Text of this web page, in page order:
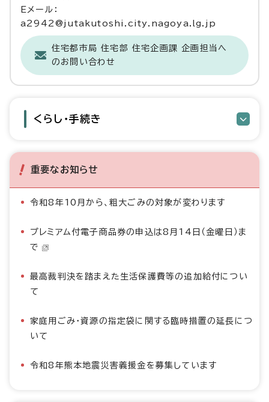
Eメール：
a2942@jutakutoshi.city.nagoya.lg.jp
住宅都市局 住宅部 住宅企画課 企画担当へ
のお問い合わせ
くらし・手続き
重要なお知らせ
令和8年10月から、粗大ごみの対象が変わります
プレミアム付電子商品券の申込は8月14日（金曜日）ま
で
最高裁判決を踏まえた生活保護費等の追加給付につい
て
家庭用ごみ・資源の指定袋に関する臨時措置の延長につ
いて
令和8年熊本地震災害義援金を募集しています